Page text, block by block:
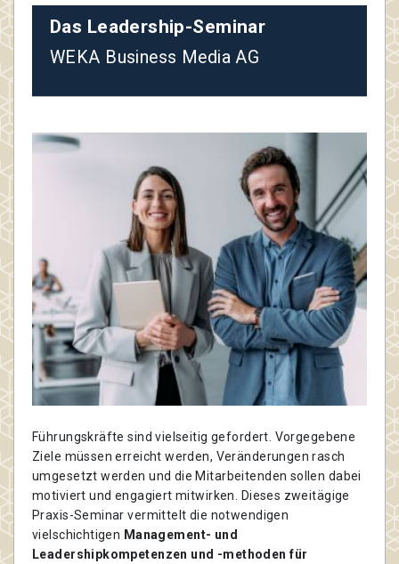
Das Leadership-Seminar
WEKA Business Media AG
Führungskräfte sind vielseitig gefordert. Vorgegebene
Ziele müssen erreicht werden, Veränderungen rasch
umgesetzt werden und die Mitarbeitenden sollen dabei
motiviert und engagiert mitwirken. Dieses zweitägige
Praxis-Seminar vermittelt die notwendigen
vielschichtigen Management- und
Leadershipkompetenzen und -methoden für